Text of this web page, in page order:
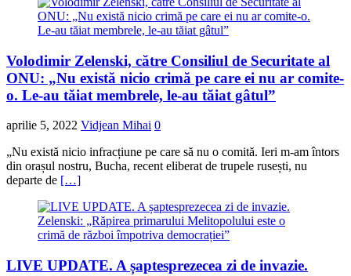
Volodimir Zelenski, către Consiliul de Securitate al
ONU: „Nu există nicio crimă pe care ei nu ar comite-
o. Le-au tăiat membrele, le-au tăiat gâtul”
aprilie 5, 2022 Vidjean Mihai 0
„Nu există nicio infracțiune pe care să nu o comită. Ieri m-am întors
din orașul nostru, Bucha, recent eliberat de trupele rusești, nu
departe de […]
LIVE UPDATE. A șaptesprezecea zi de invazie.